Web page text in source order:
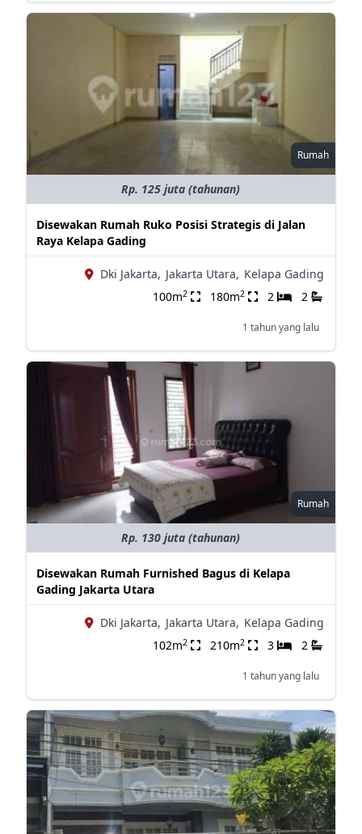
Rumah
Rp. 125 juta (tahunan)
Disewakan Rumah Ruko Posisi Strategis di Jalan
Raya Kelapa Gading
Dki Jakarta, Jakarta Utara, Kelapa Gading
100m2 180m2 2 2
1 tahun yang lalu
Rumah
Rp. 130 juta (tahunan)
Disewakan Rumah Furnished Bagus di Kelapa
Gading Jakarta Utara
Dki Jakarta, Jakarta Utara, Kelapa Gading
102m2 210m2 3 2
1 tahun yang lalu